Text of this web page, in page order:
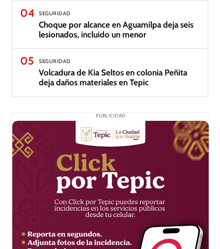
04 SEGURIDAD
Choque por alcance en Aguamilpa deja seis
lesionados, incluido un menor
05 SEGURIDAD
Volcadura de Kia Seltos en colonia Peñita
deja daños materiales en Tepic
PUBLICIDAD